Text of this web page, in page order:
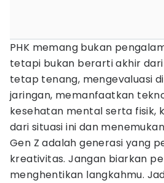
PHK memang bukan
tetapi bukan berarti akhir
tetap tenang, mengevaluasi
jaringan, memanfaatkan
kesehatan mental serta fisik,
dari situasi ini dan
Gen Z adalah generasi yang
kreativitas. Jangan biarkan
menghentikan langkahmu.